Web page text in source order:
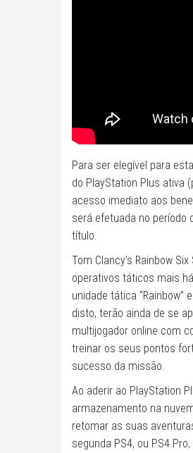
Para ser elegível para
do PlayStation Plus ativa
acesso imediato aos
será efetuada no período
título.
Tom Clancy’s Rainbow
operativos táticos mais
unidade tática
disto, terão ainda de se
multijogador online com
treinar os seus pontos
sucesso da missão.
Ao aderir ao PlayStation
armazenamento na
retomar as suas
segunda PS4, ou PS4